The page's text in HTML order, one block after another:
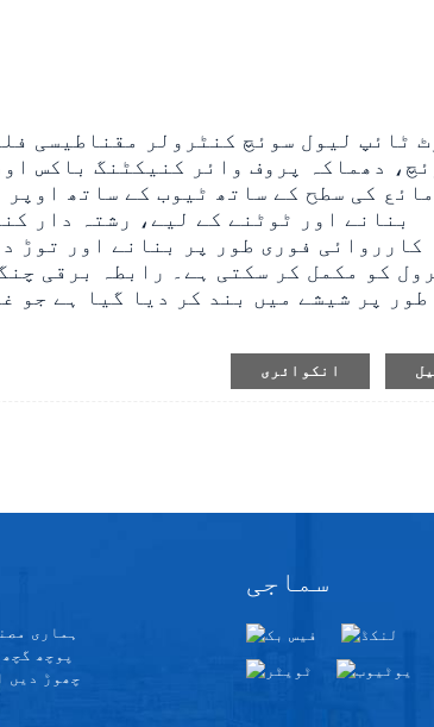
دھماکہ پروف وائر کنیکٹنگ باکس
مائع کی سطح کے ساتھ ٹیوب کے ساتھ
بنانے اور ٹوٹنے کے لیے، رشتہ دار
کارروائی فوری طور پر بنانے اور توڑ
کو مکمل کر سکتی ہے۔ رابطہ برقی
طور پر شیشے میں بند کر دیا گیا ہے جو
انکوائری
ہماری
پوچھ
سماجی